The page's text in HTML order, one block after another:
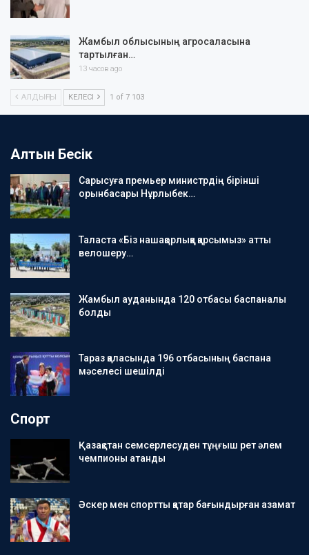
Жамбыл облысының агросаласына
тартылған…
13 часов ago
АЛДЫҢҒЫ КЕЛЕСІ 1 of 7 103
Алтын Бесік
Сарысуға премьер министрдің бірінші
орынбасары Нұрлыбек…
Таласта «Біз нашақорлыққа қарсымыз» атты
велошеру…
Жамбыл ауданында 120 отбасы баспаналы
болды
Тараз қаласында 196 отбасының баспана
мәселесі шешілді
Спорт
Қазақстан семсерлесуден тұңғыш рет әлем
чемпионы атанды
Әскер мен спортты қатар бағындырған азамат